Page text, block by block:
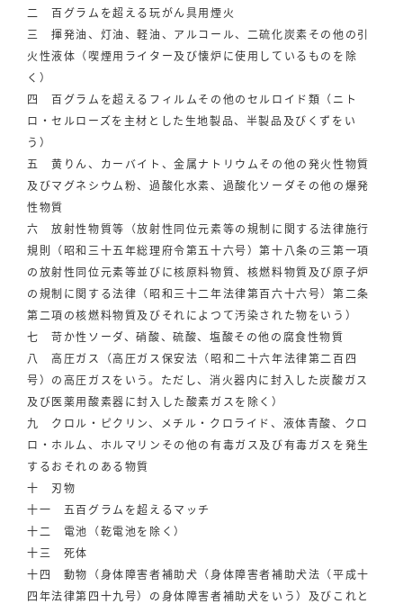
二 百グラムを超える玩がん具用煙火
三 揮発油、灯油、軽油、アルコール、二硫化炭素その他の引
火性液体（喫煙用ライター及び懐炉に使用しているものを除
く）
四 百グラムを超えるフィルムその他のセルロイド類（ニト
ロ・セルローズを主材とした生地製品、半製品及びくずをい
う）
五 黄りん、カーバイト、金属ナトリウムその他の発火性物質
及びマグネシウム粉、過酸化水素、過酸化ソーダその他の爆発
性物質
六 放射性物質等（放射性同位元素等の規制に関する法律施行
規則（昭和三十五年総理府令第五十六号）第十八条の三第一項
の放射性同位元素等並びに核原料物質、核燃料物質及び原子炉
の規制に関する法律（昭和三十二年法律第百六十六号）第二条
第二項の核燃料物質及びそれによつて汚染された物をいう）
七 苛か性ソーダ、硝酸、硫酸、塩酸その他の腐食性物質
八 高圧ガス（高圧ガス保安法（昭和二十六年法律第二百四
号）の高圧ガスをいう。ただし、消火器内に封入した炭酸ガス
及び医薬用酸素器に封入した酸素ガスを除く）
九 クロル・ピクリン、メチル・クロライド、液体青酸、クロ
ロ・ホルム、ホルマリンその他の有毒ガス及び有毒ガスを発生
するおそれのある物質
十 刃物
十一 五百グラムを超えるマッチ
十二 電池（乾電池を除く）
十三 死体
十四 動物（身体障害者補助犬（身体障害者補助犬法（平成十
四年法律第四十九号）の身体障害者補助犬をいう）及びこれと